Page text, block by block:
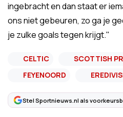
ingebracht en dan staat er
ons niet gebeuren, zo ga je
je zulke goals tegen krijgt."
CELTIC
SCOTTISH
FEYENOORD
Stel Sportnieuws.nl als